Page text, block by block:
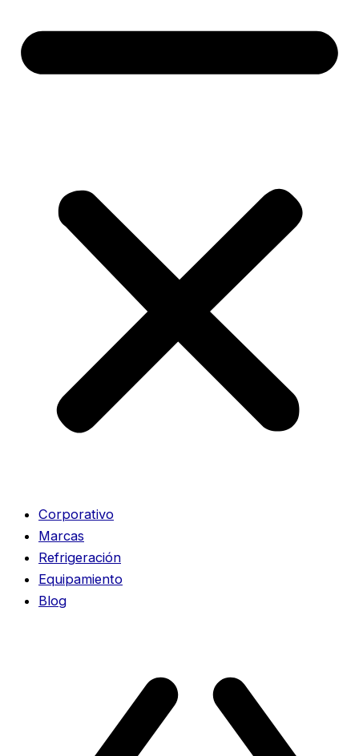
Corporativo
Marcas
Refrigeración
Equipamiento
Blog